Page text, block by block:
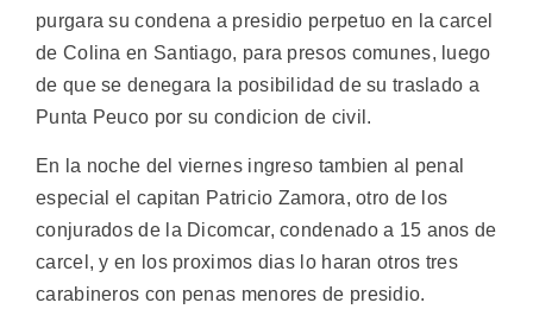
purgara su condena a presidio perpetuo en la carcel
de Colina en Santiago, para presos comunes, luego
de que se denegara la posibilidad de su traslado a
Punta Peuco por su condicion de civil.
En la noche del viernes ingreso tambien al penal
especial el capitan Patricio Zamora, otro de los
conjurados de la Dicomcar, condenado a 15 anos de
carcel, y en los proximos dias lo haran otros tres
carabineros con penas menores de presidio.